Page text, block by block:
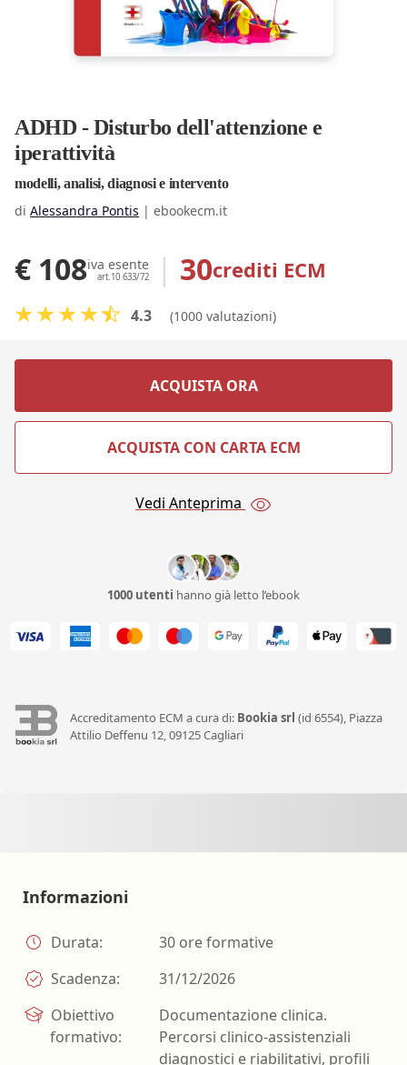
ADHD - Disturbo dell'attenzione e
iperattività
modelli, analisi, diagnosi e intervento
di Alessandra Pontis | ebookecm.it
€ 108iva esente
art.10 633/72 | 30crediti ECM
4.3 (1000 valutazioni)
ACQUISTA ORA
ACQUISTA CON CARTA ECM
Vedi Anteprima
1000 utenti hanno già letto l’ebook
Accreditamento ECM a cura di: Bookia srl (id 6554), Piazza
Attilio Deffenu 12, 09125 Cagliari
Informazioni
Durata:
30 ore formative
Scadenza:
31/12/2026
Obiettivo
formativo:
Documentazione clinica.
Percorsi clinico-assistenziali
diagnostici e riabilitativi, profili